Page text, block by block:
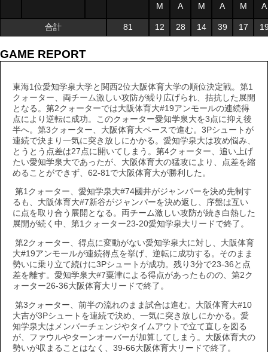
M A M A M A
合計 81 12 28 14 39 17
GAME REPORT
東海1位愛知学泉大学と関西2位大阪体育大学の順位決定戦。第1
クォーター、両チーム激しい攻防が繰り広げられ、拮抗した展開
となる。第2クォーターでは大阪体育大#19アンモールの連続得
点により逆転に成功。このクォーター愛知学泉大を3点に抑え後
半へ。第3クォーター、大阪体育大ペースで進む。3Pシュートが
連続で決まり一気に突き放しにかかる。愛知学泉大は攻め悩み、
とうとう点差は27点に開いてしまう。第4クォーター、追い上げ
たい愛知学泉大であったが、大阪体育大の猛攻により、点差を縮
めることができず、62-81で大阪体育大が勝利した。
第1クォーター、愛知学泉大#74國井がジャンパーを決め先制す
るも、大阪体育大#7新谷がジャンパーを決め返し、序盤は互い
に点を取り合う展開となる。両チーム激しい攻防が続き白熱した
展開が続く中、第1クォーター23-20愛知学泉大リードで終了。
第2クォーター、得点に変動がない愛知学泉大に対し、大阪体育
大#19アンモールが連続得点を挙げ、逆転に成功する。そのまま
勢いに乗り立て続けに3Pシュートが成功。残り3分で23-36と点
差を離す。愛知学泉大#7粟津による得点があったものの、第2ク
ォーター26-36大阪体育大リードで終了。
第3クォーター、前半の流れのまま試合は進む。大阪体育大#10
大吉が3Pシュートを連続で決め、一気に突き放しにかかる。愛
知学泉大はメンバーチェンジやタイムアウトで立て直しを図る
が、ファウルやターンオーバーが加算してしまう。大阪体育大の
勢いが収まることはなく、39-66大阪体育大リードで終了。